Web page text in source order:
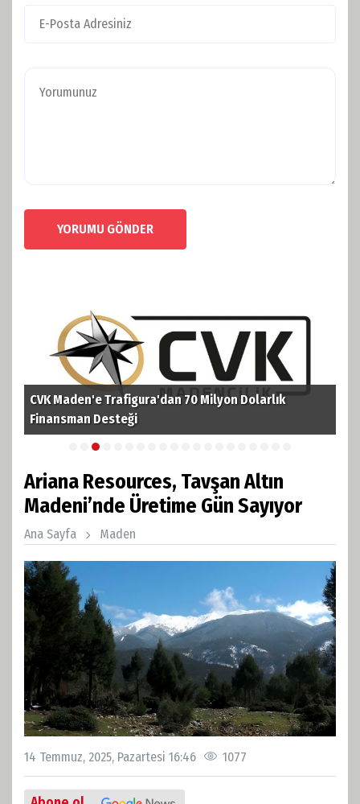
YORUMU GÖNDER
CVK Maden'e Trafigura'dan 70 Milyon Dolarlık
Finansman Desteği
Ariana Resources, Tavşan Altın
Madeni’nde Üretime Gün Sayıyor
Ana Sayfa Maden
14 Temmuz, 2025, Pazartesi 16:46 1077